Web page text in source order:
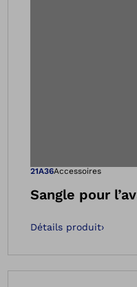
la
Ouvre
21A36Accessoires
Sangle pour
Détails produit›